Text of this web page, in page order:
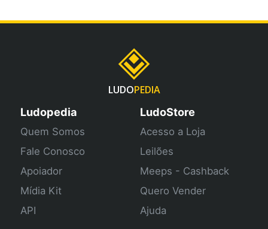
LUDOPEDIA
Ludopedia
Quem Somos
Fale Conosco
Apoiador
Mídia Kit
API
LudoStore
Acesso a Loja
Leilões
Meeps - Cashback
Quero Vender
Ajuda